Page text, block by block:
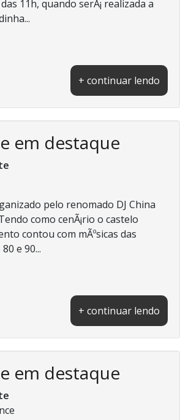
11h, quando serÃ¡ realizada a
+ continuar lendo
em destaque
pelo renomado DJ China
como cenÃ¡rio o castelo
contou com mÃºsicas das
e 90...
+ continuar lendo
em destaque